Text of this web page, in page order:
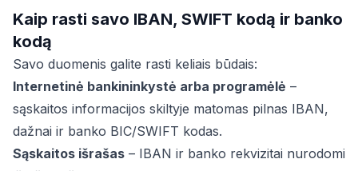
Kaip rasti savo IBAN, SWIFT kodą ir banko
kodą
Savo duomenis galite rasti keliais būdais:
Internetinė bankininkystė arba programėlė –
sąskaitos informacijos skiltyje matomas pilnas IBAN,
dažnai ir banko BIC/SWIFT kodas.
Sąskaitos išrašas – IBAN ir banko rekvizitai nurodomi